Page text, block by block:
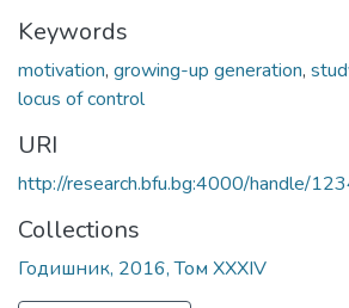
Keywords
motivation, growing-up generation,
locus of control
URI
http://research.bfu.bg:4000/handle/
Collections
Годишник, 2016, Том XXXIV